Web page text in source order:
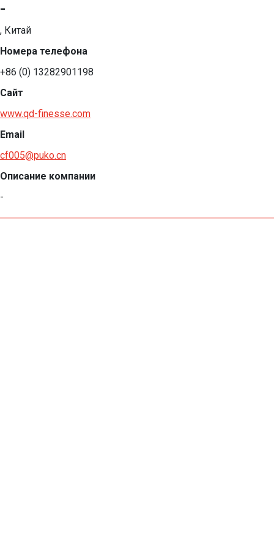
-
, Китай
Номера телефона
+86 (0) 13282901198
Сайт
www.qd-finesse.com
Email
cf005@puko.cn
Описание компании
-